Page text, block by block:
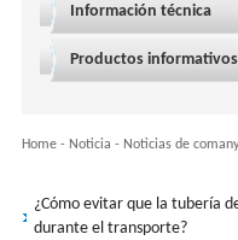
Información técnica
Productos informativos
Home- Noticia - Noticias de comany
¿Cómo evitar que la tubería
durante el transporte?